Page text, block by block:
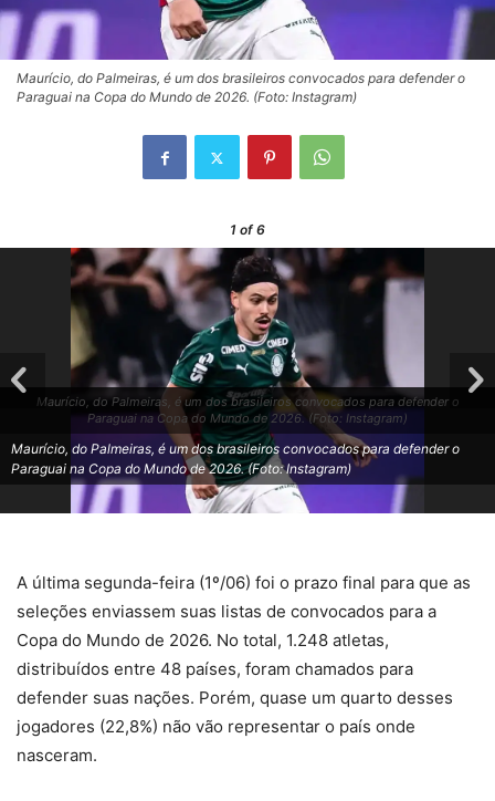
Maurício, do Palmeiras, é um dos brasileiros convocados para defender o
Paraguai na Copa do Mundo de 2026. (Foto: Instagram)
1 of 6
Maurício, do Palmeiras, é um dos brasileiros convocados para defender o
Paraguai na Copa do Mundo de 2026. (Foto: Instagram)
Maurício, do Palmeiras, é um dos brasileiros convocados para defender o
Paraguai na Copa do Mundo de 2026. (Foto: Instagram)
A última segunda-feira (1º/06) foi o prazo final para que as
seleções enviassem suas listas de convocados para a
Copa do Mundo de 2026. No total, 1.248 atletas,
distribuídos entre 48 países, foram chamados para
defender suas nações. Porém, quase um quarto desses
jogadores (22,8%) não vão representar o país onde
nasceram.